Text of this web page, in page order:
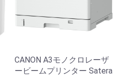
CANON A3モノクロレーザ
ービームプリンター Satera